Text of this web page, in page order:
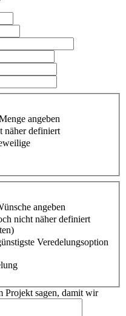
angeben
näher definiert
angeben
nicht näher definiert
Veredelungsoption
Projekt sagen, damit wir